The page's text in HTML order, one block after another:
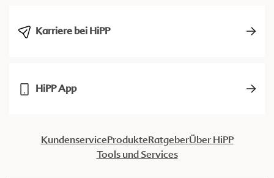
Karriere bei HiPP
HiPP App
KundenserviceProdukteRatgeberÜber HiPP
Tools und Services